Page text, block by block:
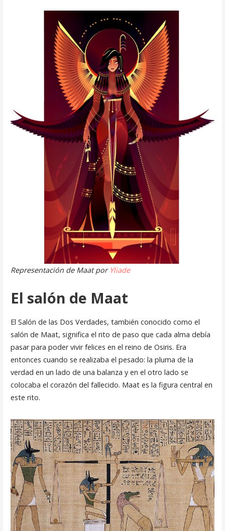
Representación de Maat por Yliade
El salón de Maat
El Salón de las Dos Verdades, también conocido como el
salón de Maat, significa el rito de paso que cada alma debía
pasar para poder vivir felices en el reino de Osiris. Era
entonces cuando se realizaba el pesado: la pluma de la
verdad en un lado de una balanza y en el otro lado se
colocaba el corazón del fallecido. Maat es la figura central en
este rito.